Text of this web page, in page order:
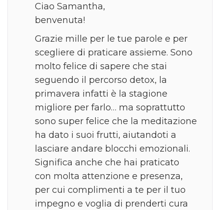
Ciao Samantha,
benvenuta!
Grazie mille per le tue parole e per
scegliere di praticare assieme. Sono
molto felice di sapere che stai
seguendo il percorso detox, la
primavera infatti è la stagione
migliore per farlo… ma soprattutto
sono super felice che la meditazione
ha dato i suoi frutti, aiutandoti a
lasciare andare blocchi emozionali.
Significa anche che hai praticato
con molta attenzione e presenza,
per cui complimenti a te per il tuo
impegno e voglia di prenderti cura